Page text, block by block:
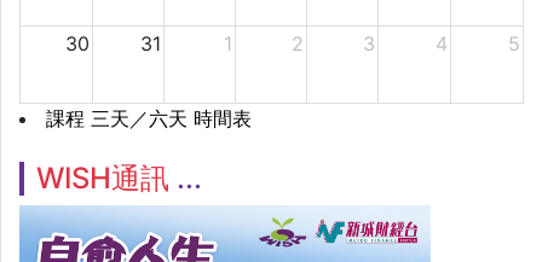
30 31 1 2 3 4 5
課程 三天／六天 時間表
WISH通訊